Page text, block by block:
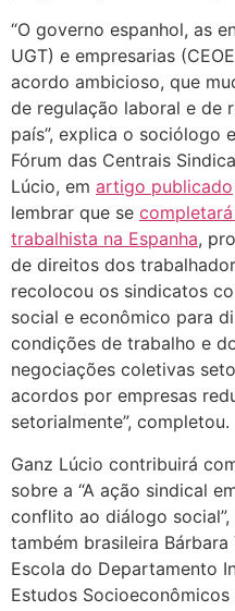
“O governo espanhol, as
UGT) e empresarias
acordo ambicioso, que
de regulação laboral e de
país”, explica o sociólogo
Fórum das Centrais
Lúcio, em artigo publicado
lembrar que se
trabalhista na Espanha,
de direitos dos
recolocou os sindicatos
social e econômico para
condições de trabalho e
negociações coletivas
acordos por empresas
setorialmente”, completou.
Ganz Lúcio contribuirá
sobre a “A ação sindical
conflito ao diálogo
também brasileira
Escola do Departamento
Estudos Socioeconômicos